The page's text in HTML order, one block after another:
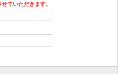
ていただきます。